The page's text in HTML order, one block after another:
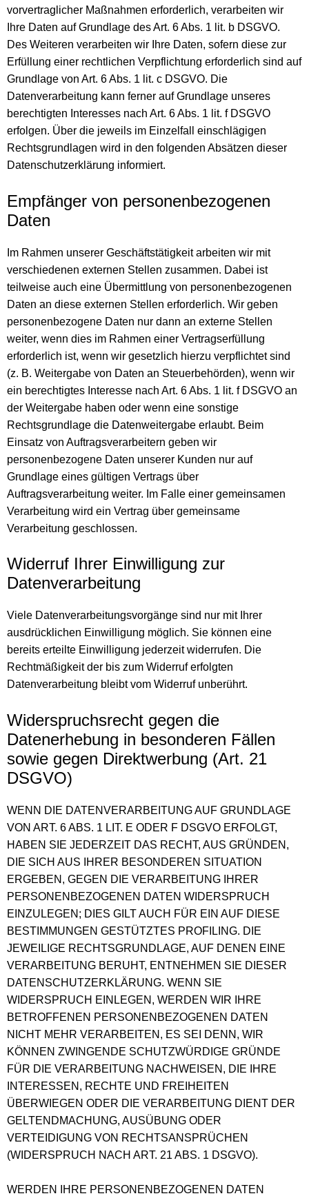
vorvertraglicher Maßnahmen erforderlich, verarbeiten wir
Ihre Daten auf Grundlage des Art. 6 Abs. 1 lit. b DSGVO.
Des Weiteren verarbeiten wir Ihre Daten, sofern diese zur
Erfüllung einer rechtlichen Verpflichtung erforderlich sind auf
Grundlage von Art. 6 Abs. 1 lit. c DSGVO. Die
Datenverarbeitung kann ferner auf Grundlage unseres
berechtigten Interesses nach Art. 6 Abs. 1 lit. f DSGVO
erfolgen. Über die jeweils im Einzelfall einschlägigen
Rechtsgrundlagen wird in den folgenden Absätzen dieser
Datenschutzerklärung informiert.
Empfänger von personenbezogenen
Daten
Im Rahmen unserer Geschäftstätigkeit arbeiten wir mit
verschiedenen externen Stellen zusammen. Dabei ist
teilweise auch eine Übermittlung von personenbezogenen
Daten an diese externen Stellen erforderlich. Wir geben
personenbezogene Daten nur dann an externe Stellen
weiter, wenn dies im Rahmen einer Vertragserfüllung
erforderlich ist, wenn wir gesetzlich hierzu verpflichtet sind
(z. B. Weitergabe von Daten an Steuerbehörden), wenn wir
ein berechtigtes Interesse nach Art. 6 Abs. 1 lit. f DSGVO an
der Weitergabe haben oder wenn eine sonstige
Rechtsgrundlage die Datenweitergabe erlaubt. Beim
Einsatz von Auftragsverarbeitern geben wir
personenbezogene Daten unserer Kunden nur auf
Grundlage eines gültigen Vertrags über
Auftragsverarbeitung weiter. Im Falle einer gemeinsamen
Verarbeitung wird ein Vertrag über gemeinsame
Verarbeitung geschlossen.
Widerruf Ihrer Einwilligung zur
Datenverarbeitung
Viele Datenverarbeitungsvorgänge sind nur mit Ihrer
ausdrücklichen Einwilligung möglich. Sie können eine
bereits erteilte Einwilligung jederzeit widerrufen. Die
Rechtmäßigkeit der bis zum Widerruf erfolgten
Datenverarbeitung bleibt vom Widerruf unberührt.
Widerspruchsrecht gegen die
Datenerhebung in besonderen Fällen
sowie gegen Direktwerbung (Art. 21
DSGVO)
WENN DIE DATENVERARBEITUNG AUF GRUNDLAGE
VON ART. 6 ABS. 1 LIT. E ODER F DSGVO ERFOLGT,
HABEN SIE JEDERZEIT DAS RECHT, AUS GRÜNDEN,
DIE SICH AUS IHRER BESONDEREN SITUATION
ERGEBEN, GEGEN DIE VERARBEITUNG IHRER
PERSONENBEZOGENEN DATEN WIDERSPRUCH
EINZULEGEN; DIES GILT AUCH FÜR EIN AUF DIESE
BESTIMMUNGEN GESTÜTZTES PROFILING. DIE
JEWEILIGE RECHTSGRUNDLAGE, AUF DENEN EINE
VERARBEITUNG BERUHT, ENTNEHMEN SIE DIESER
DATENSCHUTZERKLÄRUNG. WENN SIE
WIDERSPRUCH EINLEGEN, WERDEN WIR IHRE
BETROFFENEN PERSONENBEZOGENEN DATEN
NICHT MEHR VERARBEITEN, ES SEI DENN, WIR
KÖNNEN ZWINGENDE SCHUTZWÜRDIGE GRÜNDE
FÜR DIE VERARBEITUNG NACHWEISEN, DIE IHRE
INTERESSEN, RECHTE UND FREIHEITEN
ÜBERWIEGEN ODER DIE VERARBEITUNG DIENT DER
GELTENDMACHUNG, AUSÜBUNG ODER
VERTEIDIGUNG VON RECHTSANSPRÜCHEN
(WIDERSPRUCH NACH ART. 21 ABS. 1 DSGVO).
WERDEN IHRE PERSONENBEZOGENEN DATEN